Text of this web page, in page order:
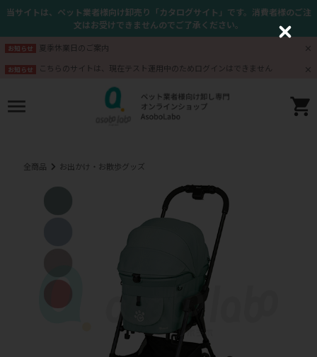
当サイトは、ペット業者様向け卸売り「カタログサイト」です。消費者様のご注
文はお受けできませんのでご了承ください。
お知らせ 夏季休業日のご案内
お知らせ こちらのサイトは、現在テスト運用中のためログインはできません
全商品 お出かけ・お散歩グッズ
C